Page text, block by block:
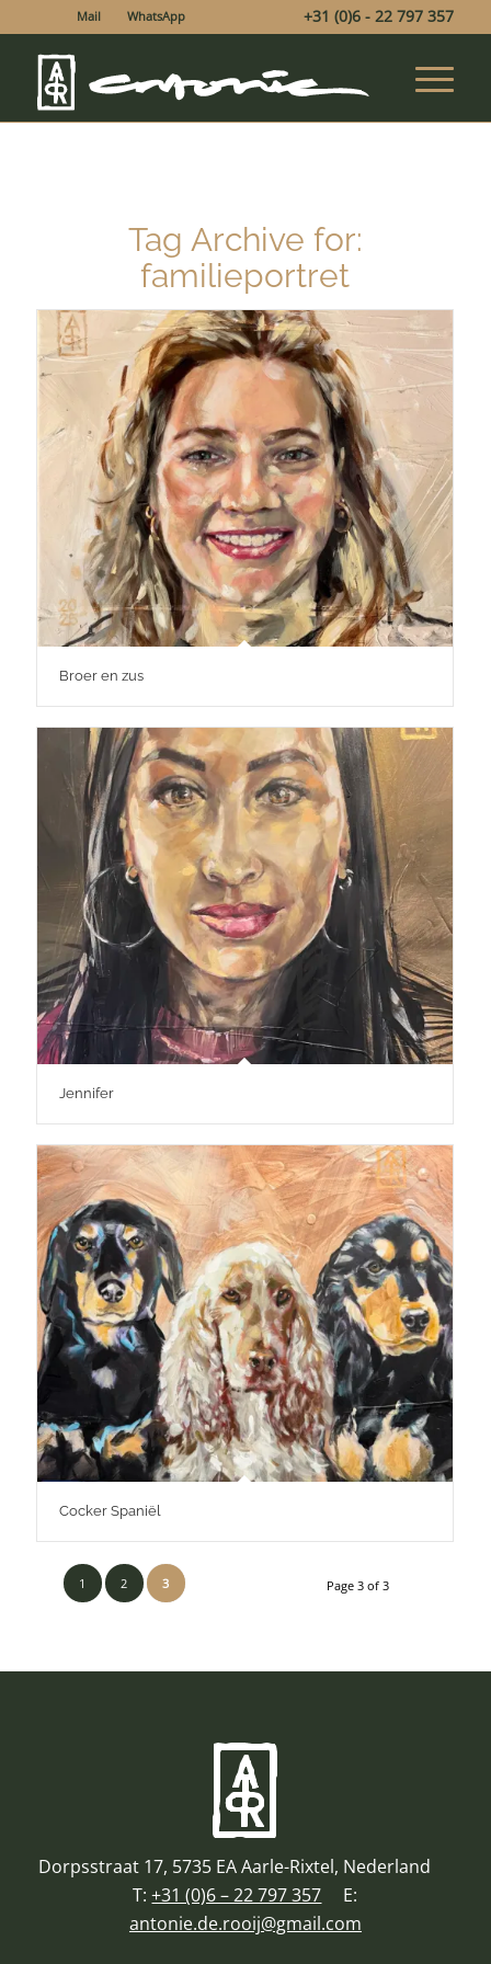
Mail WhatsApp +31 (0)6 - 22 797 357
Tag Archive for:
familieportret
Broer en zus
Jennifer
Cocker Spaniël
Page 3 of 3
1 2 3
Dorpsstraat 17, 5735 EA Aarle-Rixtel, Nederland
T:+31 (0)6 – 22 797 357 E:
antonie.de.rooij@gmail.com